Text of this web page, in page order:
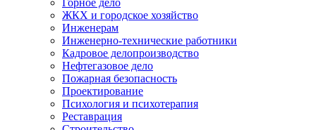
Горное дело
ЖКХ и городское хозяйство
Инженерам
Инженерно-технические работники
Кадровое делопроизводство
Нефтегазовое дело
Пожарная безопасность
Проектирование
Психология и психотерапия
Реставрация